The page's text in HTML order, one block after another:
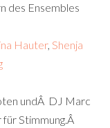
des Ensembles
Hauter, Shenja
undÂ DJ Marc
Stimmung.Â